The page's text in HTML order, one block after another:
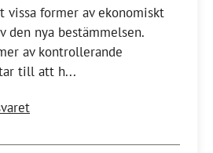
vissa former av ekonomiskt
den nya bestämmelsen.
av kontrollerande
till att h...